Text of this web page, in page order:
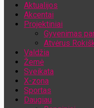
Aktualijos
Akcentai
Projektiniai
Gyvenimas
Atvėrus
Valdžia
Žemė
Sveikata
X-zona
Sportas
Daugiau